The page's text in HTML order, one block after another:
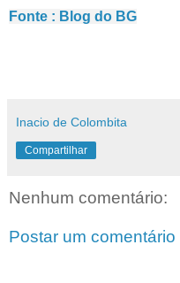
Fonte : Blog do BG
Inacio de Colombita
Compartilhar
Nenhum comentário:
Postar um comentário